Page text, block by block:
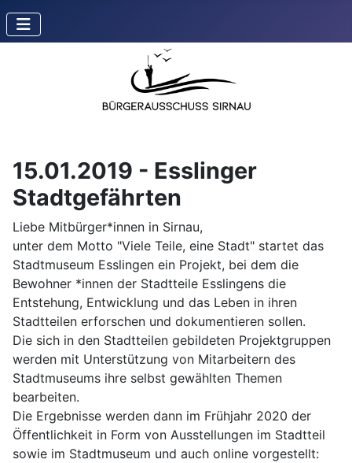
15.01.2019 - Esslinger
Stadtgefährten
Liebe Mitbürger*innen in Sirnau,
unter dem Motto "Viele Teile, eine Stadt" startet das
Stadtmuseum Esslingen ein Projekt, bei dem die
Bewohner *innen der Stadtteile Esslingens die
Entstehung, Entwicklung und das Leben in ihren
Stadtteilen erforschen und dokumentieren sollen.
Die sich in den Stadtteilen gebildeten Projektgruppen
werden mit Unterstützung von Mitarbeitern des
Stadtmuseums ihre selbst gewählten Themen
bearbeiten.
Die Ergebnisse werden dann im Frühjahr 2020 der
Öffentlichkeit in Form von Ausstellungen im Stadtteil
sowie im Stadtmuseum und auch online vorgestellt: